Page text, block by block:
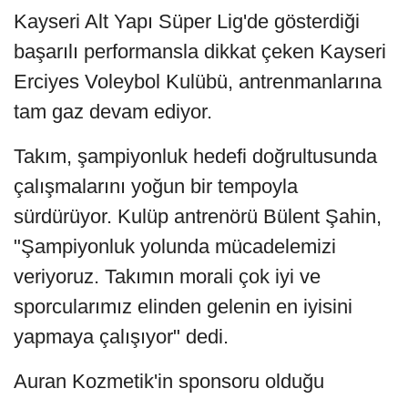
Kayseri Alt Yapı Süper Lig'de gösterdiği
başarılı performansla dikkat çeken Kayseri
Erciyes Voleybol Kulübü, antrenmanlarına
tam gaz devam ediyor.
Takım, şampiyonluk hedefi doğrultusunda
çalışmalarını yoğun bir tempoyla
sürdürüyor. Kulüp antrenörü Bülent Şahin,
"Şampiyonluk yolunda mücadelemizi
veriyoruz. Takımın morali çok iyi ve
sporcularımız elinden gelenin en iyisini
yapmaya çalışıyor" dedi.
Auran Kozmetik'in sponsoru olduğu